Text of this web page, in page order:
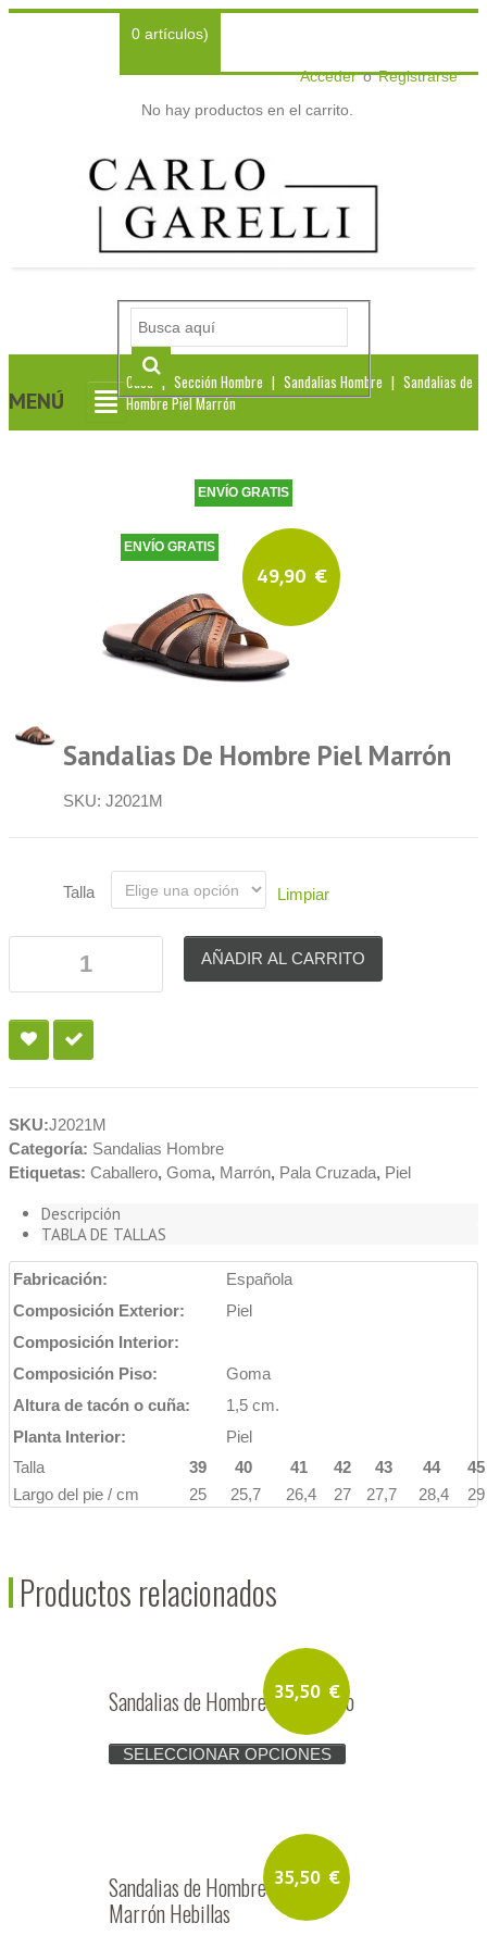
AccederoRegistrarse
0 artículos)
No hay productos en el carrito.
MENÚ
Casa | Sección Hombre | Sandalias Hombre | Sandalias de
Hombre Piel Marrón
49,90 €
ENVÍO GRATIS
Sandalias De Hombre Piel Marrón
SKU: J2021M
Talla Limpiar
AÑADIR AL CARRITO
SKU:J2021M
Categoría: Sandalias Hombre
Etiquetas: Caballero, Goma, Marrón, Pala Cruzada, Piel
Descripción
TABLA DE TALLAS
Fabricación:
Española
Composición Exterior:
Piel
Composición Interior:
Composición Piso:
Goma
Altura de tacón o cuña:
1,5 cm.
Planta Interior:
Piel
Talla
39 40 41 42 43 44
45
Largo del pie / cm
25 25,7 26,4 27 27,7 28,4 29
Productos relacionados
35,50 €
ENVÍO GRATIS
Sandalias de Hombre Piel Blanco
SELECCIONAR OPCIONES
35,50 €
ENVÍO GRATIS
Sandalias de Hombre Nobuck
Marrón Hebillas
ENVÍO GRATIS
ENVÍO GRATIS